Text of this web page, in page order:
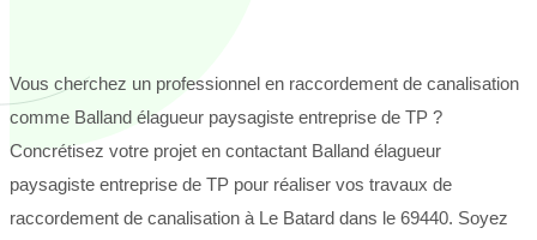
Vous cherchez un professionnel en raccordement de canalisation
comme Balland élagueur paysagiste entreprise de TP ?
Concrétisez votre projet en contactant Balland élagueur
paysagiste entreprise de TP pour réaliser vos travaux de
raccordement de canalisation à Le Batard dans le 69440. Soyez